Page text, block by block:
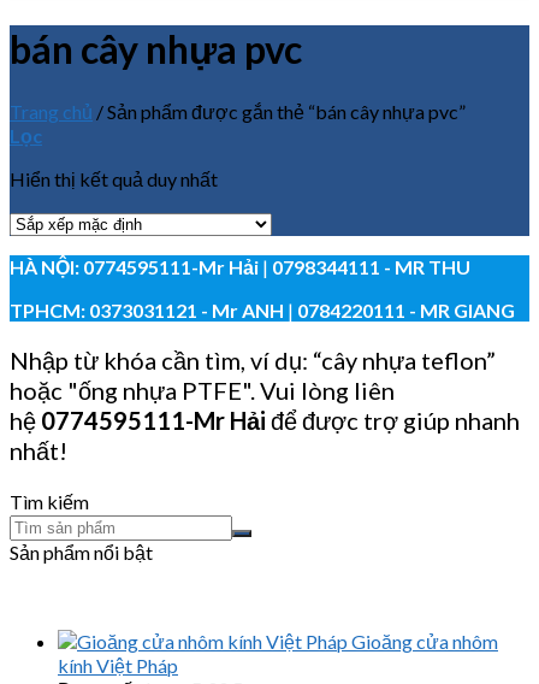
bán cây nhựa pvc
Trang chủ /Sản phẩm được gắn thẻ “bán cây nhựa pvc”
Lọc
Hiển thị kết quả duy nhất
HÀ NỘI: 0774595111-Mr Hải | 0798344111 - MR THU
TPHCM: 0373031121 - Mr ANH | 0784220111 - MR GIANG
Nhập từ khóa cần tìm, ví dụ: “cây nhựa teflon”
hoặc "ống nhựa PTFE". Vui lòng liên
hệ 0774595111-Mr Hải để được trợ giúp nhanh
nhất!
Tìm kiếm
Sản phẩm nổi bật
Gioăng cửa nhôm
kính Việt Pháp